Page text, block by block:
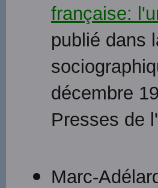
française:
publié dans
décembre
Presses de
Marc-